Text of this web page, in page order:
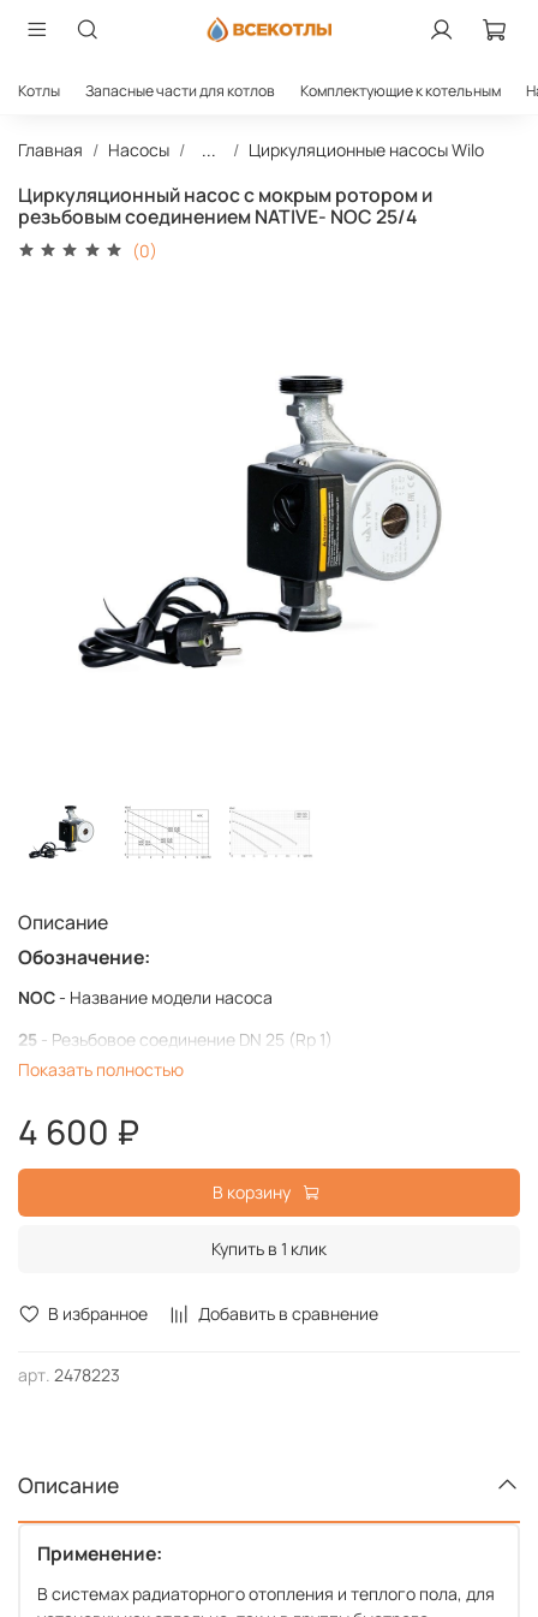
Котлы Запасные части для котлов Комплектующие к котельным
Главная Насосы ... Циркуляционные насосы Wilo
Циркуляционный насос с мокрым ротором и
резьбовым соединением NATIVE- NOC 25/4
(0)
В избранное Добавить в сравнение
арт. 2478223
Описание
Обозначение:
NOC- Название модели насоса
25 - Резьбовое соединение DN 25 (Rp 1)
8- Максимальный напор в [м] при Q = 0 м
EM
- Однофазный электродвигатель
Показать полностью
4 600 ₽
В корзину
Купить в 1 клик
Описание
Применение:
В системах радиаторного отопления и теплого пола, для